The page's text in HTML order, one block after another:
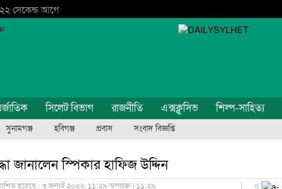
সেকেন্ড আগে
সিলেট বিভাগ রাজনীতি এক্সক্লুসিভ শিল্প-সাহিত্য
সুনামগঞ্জ হবিগঞ্জ প্রবাস সংবাদ বিজ্ঞপ্তি
জানালেন স্পিকার হাফিজ উদ্দিন
হয়েছে : ৩ জুলাই ২০২৬, ১১:২৯ অপরাহ্ন | ১১:২৯
| ০